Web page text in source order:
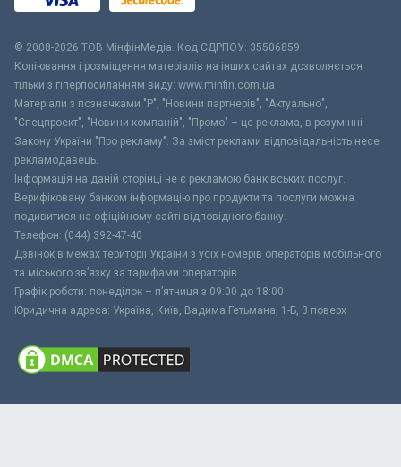
© 2008-2026 ТОВ МiнфiнМедiа. Код ЄДРПОУ: 35506859
Копіювання і розміщення матеріалів на інших сайтах дозволяється
тільки з гіперпосиланням виду: www.minfin.com.ua
Матеріали з позначками "Р", "Новини партнерів", "Актуально",
"Спецпроект", "Новини компаній", "Промо" – це реклама, в розумінні
Закону України "Про рекламу". За зміст реклами відповідальність несе
рекламодавець.
Інформація на даній сторінці не є рекламою банківських послуг.
Верифіковану банком інформацію про продукти та послуги можна
подивитися на офіційному сайті відповідного банку.
Телефон: (044) 392-47-40
Дзвінок в межах території України з усіх номерів операторів мобільного
та міського зв’язку за тарифами операторів
Графік роботи: понеділок – п’ятниця з 09:00 до 18:00
Юридична адреса: Україна, Київ, Вадима Гетьмана, 1-Б, 3 поверх